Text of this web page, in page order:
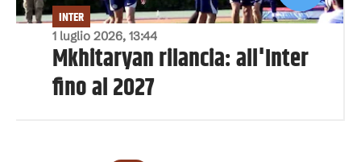
1 luglio 2026, 13:44
INTER
Mkhitaryan rilancia: all'Inter
fino al 2027